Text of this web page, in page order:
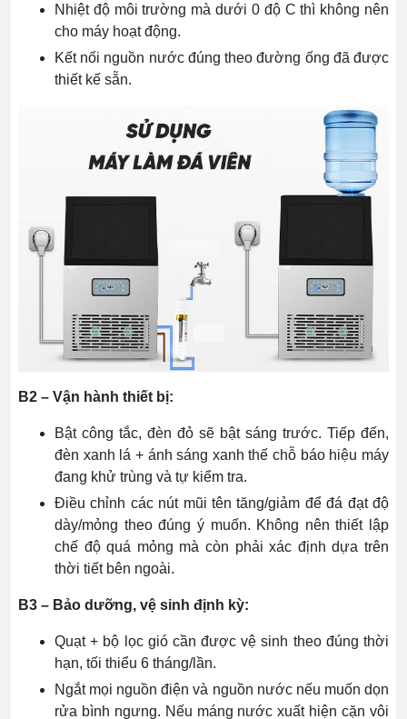
Nhiệt độ môi trường mà dưới 0 độ C thì không nên
cho máy hoạt động.
Kết nối nguồn nước đúng theo đường ống đã được
thiết kế sẵn.
B2 – Vận hành thiết bị:
Bật công tắc, đèn đỏ sẽ bật sáng trước. Tiếp đến,
đèn xanh lá + ánh sáng xanh thế chỗ báo hiệu máy
đang khử trùng và tự kiểm tra.
Điều chỉnh các nút mũi tên tăng/giảm để đá đạt độ
dày/mỏng theo đúng ý muốn. Không nên thiết lập
chế độ quá mỏng mà còn phải xác định dựa trên
thời tiết bên ngoài.
B3 – Bảo dưỡng, vệ sinh định kỳ:
Quạt + bộ lọc gió cần được vệ sinh theo đúng thời
hạn, tối thiểu 6 tháng/lần.
Ngắt mọi nguồn điện và nguồn nước nếu muốn dọn
rửa bình ngưng. Nếu máng nước xuất hiện cặn vôi